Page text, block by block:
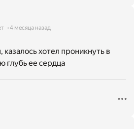
4 месяца назад
хотел проникнуть в
глубь ее сердца